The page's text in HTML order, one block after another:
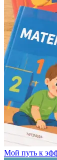
Мой путь к